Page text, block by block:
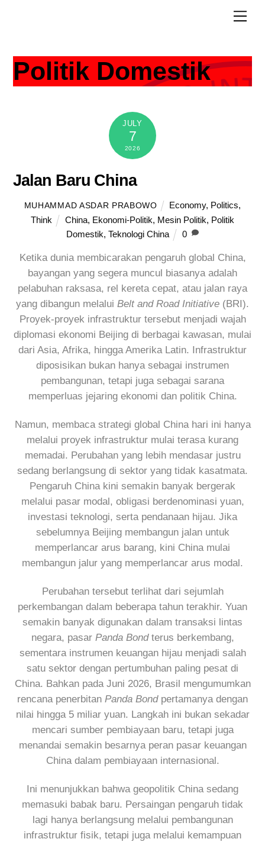
Politik Domestik
JULY
7
2026
Jalan Baru China
MUHAMMAD ASDAR PRABOWO Economy, Politics,
Think
China, Ekonomi-Politik, Mesin Politik, Politik
Domestik, Teknologi China 0
Ketika dunia membicarakan pengaruh global China,
bayangan yang segera muncul biasanya adalah
pelabuhan raksasa, rel kereta cepat, atau jalan raya
yang dibangun melalui Belt and Road Initiative (BRI).
Proyek-proyek infrastruktur tersebut menjadi wajah
diplomasi ekonomi Beijing di berbagai kawasan, mulai
dari Asia, Afrika, hingga Amerika Latin. Infrastruktur
diposisikan bukan hanya sebagai instrumen
pembangunan, tetapi juga sebagai sarana
memperluas jejaring ekonomi dan politik China.
Namun, membaca strategi global China hari ini hanya
melalui proyek infrastruktur mulai terasa kurang
memadai. Perubahan yang lebih mendasar justru
sedang berlangsung di sektor yang tidak kasatmata.
Pengaruh China kini semakin banyak bergerak
melalui pasar modal, obligasi berdenominasi yuan,
investasi teknologi, serta pendanaan hijau. Jika
sebelumnya Beijing membangun jalan untuk
memperlancar arus barang, kini China mulai
membangun jalur yang memperlancar arus modal.
Perubahan tersebut terlihat dari sejumlah
perkembangan dalam beberapa tahun terakhir. Yuan
semakin banyak digunakan dalam transaksi lintas
negara, pasar Panda Bondterus berkembang,
sementara instrumen keuangan hijau menjadi salah
satu sektor dengan pertumbuhan paling pesat di
China. Bahkan pada Juni 2026, Brasil mengumumkan
rencana penerbitan Panda Bondpertamanya dengan
nilai hingga 5 miliar yuan. Langkah ini bukan sekadar
mencari sumber pembiayaan baru, tetapi juga
menandai semakin besarnya peran pasar keuangan
China dalam pembiayaan internasional.
Ini menunjukkan bahwa geopolitik China sedang
memasuki babak baru. Persaingan pengaruh tidak
lagi hanya berlangsung melalui pembangunan
infrastruktur fisik, tetapi juga melalui kemampuan